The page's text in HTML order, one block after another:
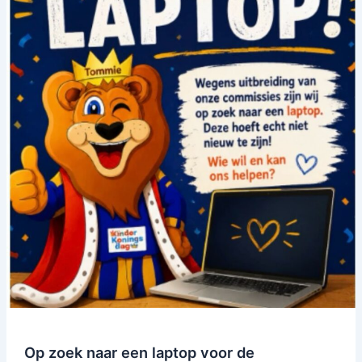
Op zoek naar een laptop voor de
de
Kinderkoningsdag
commissie